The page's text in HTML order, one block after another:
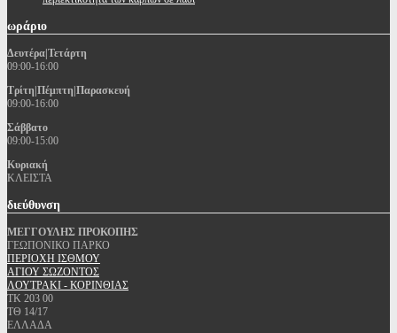
ωράριο
Δευτέρα|Τετάρτη
09:00-16:00
Τρίτη|Πέμπτη|Παρασκευή
09:00-16:00
Σάββατο
09:00-15:00
Κυριακή
ΚΛΕΙΣΤΑ
διεύθυνση
ΜΕΓΓΟΥΛΗΣ ΠΡΟΚΟΠΗΣ
ΓΕΩΠΟΝΙΚΟ ΠΑΡΚΟ
ΠΕΡΙΟΧΗ ΙΣΘΜΟΥ
ΑΓΙΟΥ ΣΩΖΟΝΤΟΣ
ΛΟΥΤΡΑΚΙ - ΚΟΡΙΝΘΙΑΣ
ΤΚ 203 00
ΤΘ 14/17
ΕΛΛΑΔΑ